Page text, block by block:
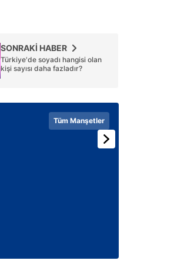
SONRAKİ HABER
Türkiye'de soyadı hangisi olan
kişi sayısı daha fazladır?
Tüm Manşetler